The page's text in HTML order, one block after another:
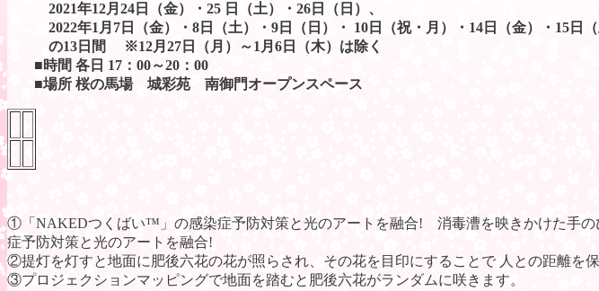
2021年12月24日（金）・25 日（土）・26日（日）、
2022年1月7日（金）・8日（土）・9日（日）・ 10日（祝・月）・14日（金）・15日（
の13日間 ※12月27日（月）～1月6日（木）は除く
■時間 各日 17：00～20：00
■場所 桜の馬場 城彩苑 南御門オープンスペース
①「NAKEDつくばい™」の感染症予防対策と光のアートを融合! 消毒漕を映きかけた手
症予防対策と光のアートを融合!
②提灯を灯すと地面に肥後六花の花が照らされ、その花を目印にすることで 人との距離を
③プロジェクションマッピングで地面を踏むと肥後六花がランダムに咲きます。